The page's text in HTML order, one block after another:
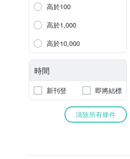
高於100
高於1,000
高於10,000
時間
新刊登 即將結標
清除所有條件